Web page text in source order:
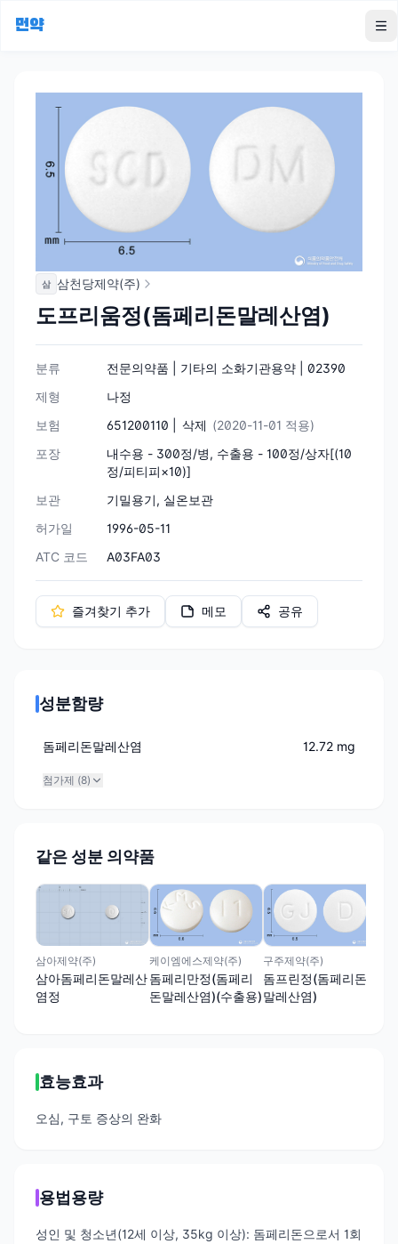
먼약
삼 삼천당제약(주)
도프리움정(돔페리돈말레산염)
분류
전문의약품 | 기타의 소화기관용약 | 02390
제형
나정
보험
651200110 | 삭제 (2020-11-01 적용)
포장
내수용 - 300정/병, 수출용 - 100정/상자[(10
정/피티피×10)]
보관
기밀용기, 실온보관
허가일
1996-05-11
ATC 코드
A03FA03
즐겨찾기 추가 메모 공유
성분함량
돔페리돈말레산염 12.72 mg
첨가제 (8)
같은 성분 의약품
삼아제약(주)
삼아돔페리돈말레산
염정
케이엠에스제약(주)
돔페리만정(돔페리
돈말레산염)(수출용)
구주제약(주)
돔프린정(돔페리돈
말레산염)
효능효과
오심, 구토 증상의 완화
용법용량
성인 및 청소년(12세 이상, 35kg 이상): 돔페리돈으로서 1회